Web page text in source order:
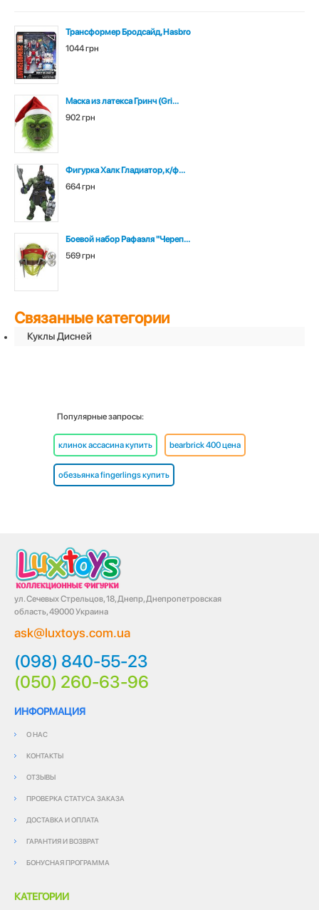
Трансформер Бродсайд, Hasbro
1044 грн
Маска из латекса Гринч (Gri...
902 грн
Фигурка Халк Гладиатор, к/ф...
664 грн
Боевой набор Рафаэля "Череп...
569 грн
Связанные категории
Куклы Дисней
Популярные запросы:
клинок ассасина купить bearbrick 400 цена
обезьянка fingerlings купить
ул. Сечевых Стрельцов, 18, Днепр, Днепропетровская
область, 49000 Украина
ask@luxtoys.com.ua
(098) 840-55-23
(050) 260-63-96
ИНФОРМАЦИЯ
О НАС
КОНТАКТЫ
ОТЗЫВЫ
ПРОВЕРКА СТАТУСА ЗАКАЗА
ДОСТАВКА И ОПЛАТА
ГАРАНТИЯ И ВОЗВРАТ
БОНУСНАЯ ПРОГРАММА
КАТЕГОРИИ